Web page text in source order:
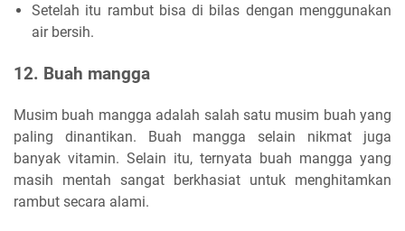
Setelah itu rambut bisa di bilas dengan menggunakan
air bersih.
12. Buah mangga
Musim buah mangga adalah salah satu musim buah yang
paling dinantikan. Buah mangga selain nikmat juga
banyak vitamin. Selain itu, ternyata buah mangga yang
masih mentah sangat berkhasiat untuk menghitamkan
rambut secara alami.